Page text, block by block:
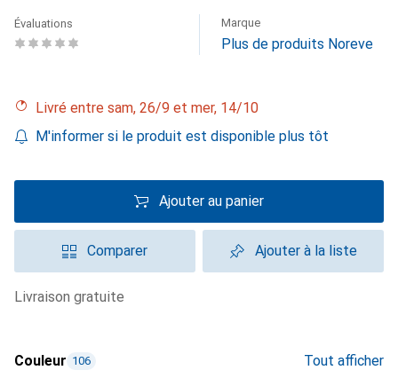
Évaluations Marque
Plus de produits Noreve
Livré entre sam, 26/9 et mer, 14/10
M'informer si le produit est disponible plus tôt
Ajouter au panier
Comparer Ajouter à la liste
livraison gratuite
Couleur 106 Tout afficher